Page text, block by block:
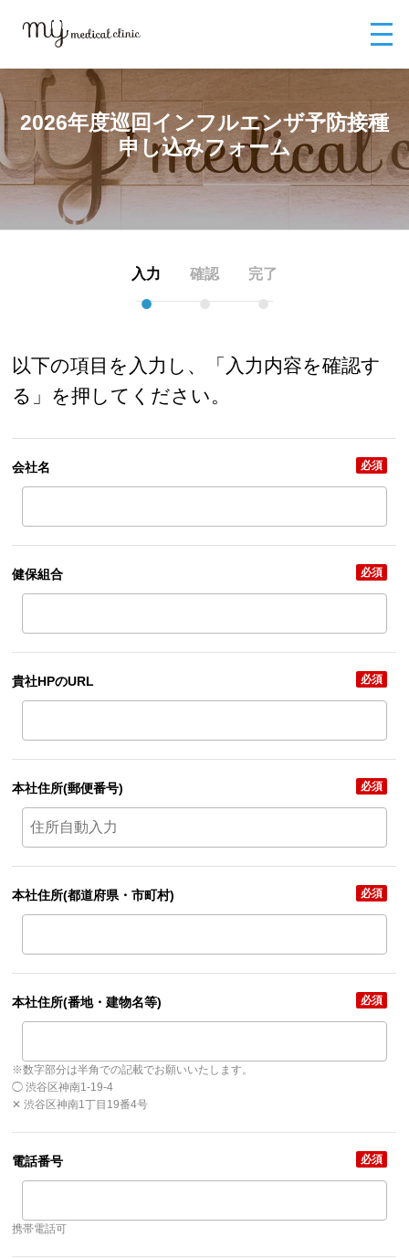
ンザ予防接種申し込みフォーム
2026年度巡回インフルエンザ予防接種
申し込みフォーム
入力
●
確認
●
完了
●
以下の項目を入力し、「入力内容を確認す
る」を押してください。
会社名 必須
健保組合 必須
貴社HPのURL 必須
本社住所(郵便番号) 必須
本社住所(都道府県・市町村) 必須
本社住所(番地・建物名等) 必須
※数字部分は半角での記載でお願いいたします。
◯ 渋谷区神南1-19-4
✕ 渋谷区神南1丁目19番4号
電話番号 必須
携帯電話可